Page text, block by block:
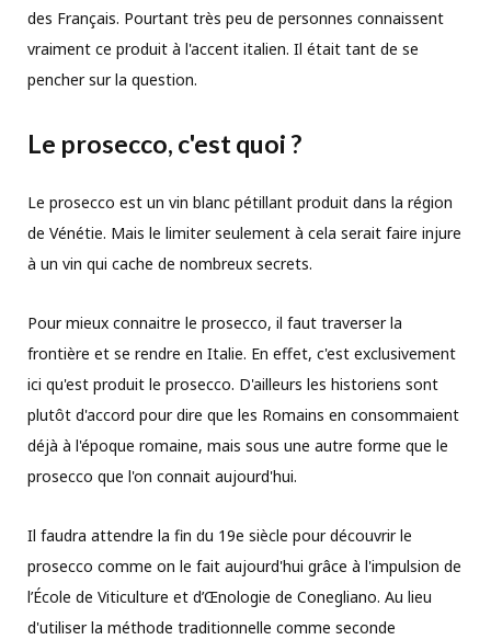
des Français. Pourtant très peu de personnes connaissent
vraiment ce produit à l'accent italien. Il était tant de se
pencher sur la question.
Le prosecco, c'est quoi ?
Le prosecco est un vin blanc pétillant produit dans la région
de Vénétie. Mais le limiter seulement à cela serait faire injure
à un vin qui cache de nombreux secrets.
Pour mieux connaitre le prosecco, il faut traverser la
frontière et se rendre en Italie. En effet, c'est exclusivement
ici qu'est produit le prosecco. D'ailleurs les historiens sont
plutôt d'accord pour dire que les Romains en consommaient
déjà à l'époque romaine, mais sous une autre forme que le
prosecco que l'on connait aujourd'hui.
Il faudra attendre la fin du 19e siècle pour découvrir le
prosecco comme on le fait aujourd'hui grâce à l'impulsion de
l’École de Viticulture et d’Œnologie de Conegliano. Au lieu
d'utiliser la méthode traditionnelle comme seconde